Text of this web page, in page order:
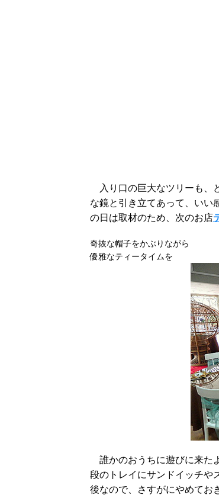
入り口の巨大なツリーも、
な鏡と引き立てあって、い
の日は取材のため、次のお店
奇抜な帽子をかぶりながら
優雅なティータイムを
誰かのおうちに遊びに来た
段のトレイにサンドイッチや
後なので、さすがにやめてお